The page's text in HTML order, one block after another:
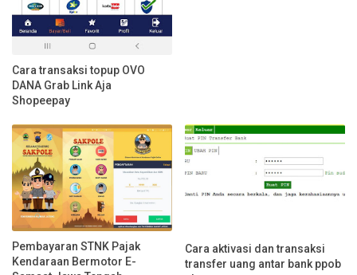
Cara transaksi topup OVO
DANA Grab Link Aja
Shopeepay
Pembayaran STNK Pajak
Kendaraan Bermotor E-
Cara aktivasi dan transaksi
transfer uang antar bank ppob